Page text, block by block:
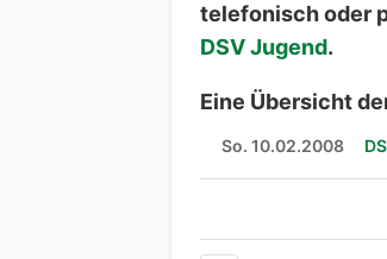
telefonisch oder
DSV Jugend.
Eine Übersicht
So. 10.02.2008